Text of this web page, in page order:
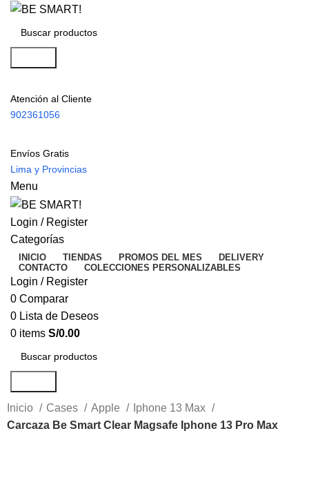
Atención al Cliente
902361056
Envíos Gratis
Lima y Provincias
Menu
Login / Register
Categorías
INICIO TIENDAS PROMOS DEL MES
DELIVERY
CONTACTO
COLECCIONES PERSONALIZABLES
Login / Register
0 Comparar
0 Lista de Deseos
0 items S/0.00
Inicio Cases Apple
Iphone 13 Max
Carcaza Be Smart Clear Magsafe Iphone 13 Pro Max